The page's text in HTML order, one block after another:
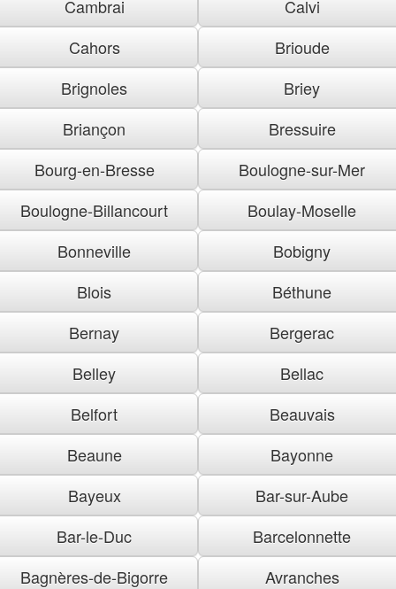
Cambrai
Calvi
Cahors
Brioude
Brignoles
Briey
Briançon
Bressuire
Bourg-en-Bresse
Boulogne-sur-Mer
Boulogne-Billancourt
Boulay-Moselle
Bonneville
Bobigny
Blois
Béthune
Bernay
Bergerac
Belley
Bellac
Belfort
Beauvais
Beaune
Bayonne
Bayeux
Bar-sur-Aube
Bar-le-Duc
Barcelonnette
Bagnères-de-Bigorre
Avranches